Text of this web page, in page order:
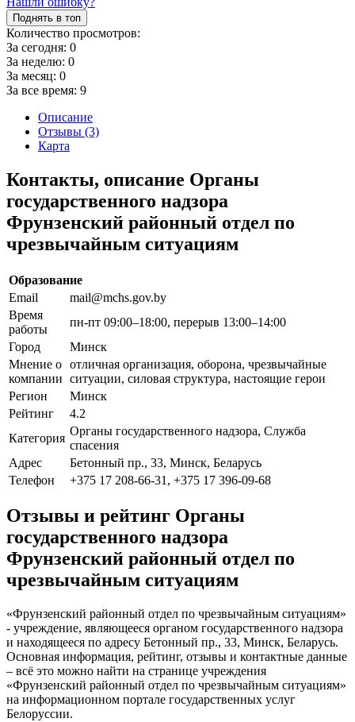
Поднять в топ
Количество просмотров:
За сегодня: 0
За неделю: 0
За месяц: 0
За все время: 9
Описание
Отзывы (3)
Карта
Контакты, описание Органы
государственного надзора
Фрунзенский районный отдел по
чрезвычайным ситуациям
Образование
Email
mail@mchs.gov.by
Время
работы
пн-пт 09:00–18:00, перерыв 13:00–14:00
Город
Минск
Мнение о
компании
отличная организация, оборона, чрезвычайные
ситуации, силовая структура, настоящие герои
Регион
Минск
Рейтинг
4.2
Категория
Органы государственного надзора, Служба
спасения
Адрес
Бетонный пр., 33, Минск, Беларусь
Телефон
+375 17 208-66-31, +375 17 396-09-68
Отзывы и рейтинг Органы
государственного надзора
Фрунзенский районный отдел по
чрезвычайным ситуациям
«Фрунзенский районный отдел по чрезвычайным ситуациям»
- учреждение, являющееся органом государственного надзора
и находящееся по адресу Бетонный пр., 33, Минск, Беларусь.
Основная информация, рейтинг, отзывы и контактные данные
– всё это можно найти на странице учреждения
«Фрунзенский районный отдел по чрезвычайным ситуациям»
на информационном портале государственных услуг
Белоруссии.